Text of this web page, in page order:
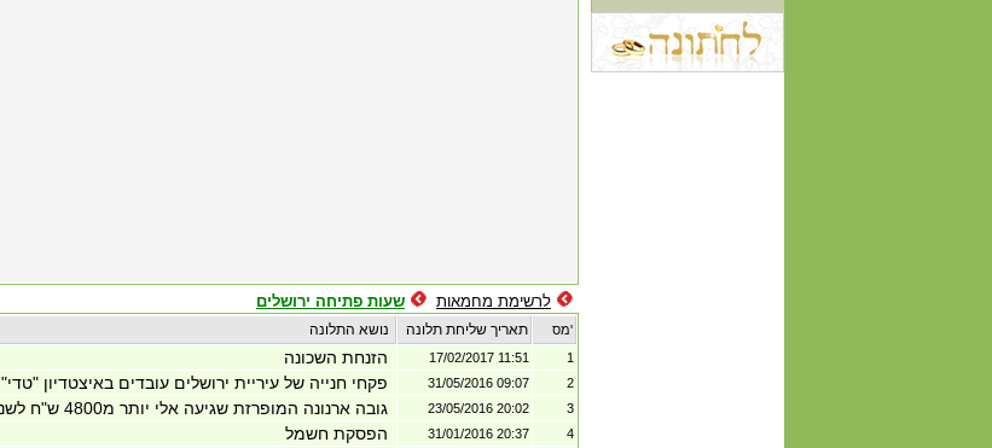
שעות פתיחה ירושלים לרשימת מחמאות
תאריך שליחת תלונה מס'
הזנחת השכונה 17/02/2017 11:51 1
פקחי חנייה של עיריית ירושלים עובדים באיצטדיון "טדי" 31/05/2016 09:07 2
גובה ארנונה המופרזת שגיעה אלי יותר מ4800 ש"ח לשנה 23/05/2016 20:02 3
הפסקת חשמל 31/01/2016 20:37 4